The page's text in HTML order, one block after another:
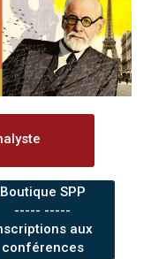
Boutique SPP
----- -----
aux
conférences